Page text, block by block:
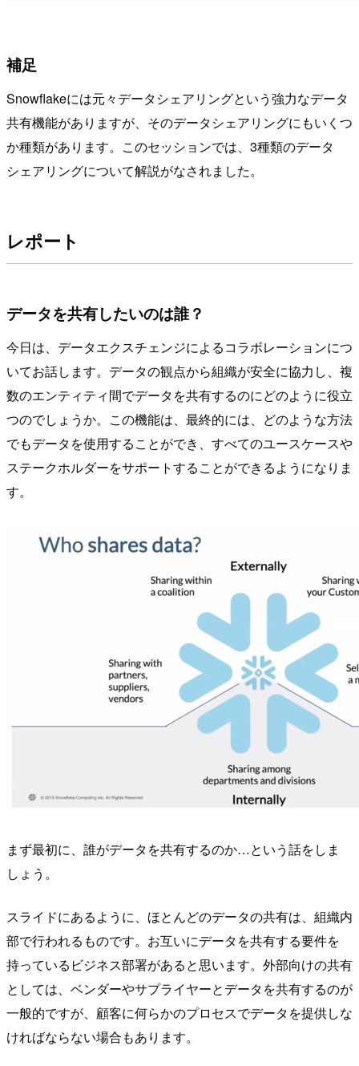
補足
Snowflakeには元々データシェアリングという強力なデータ
共有機能がありますが、そのデータシェアリングにもいくつ
か種類があります。このセッションでは、3種類のデータ
シェアリングについて解説がなされました。
レポート
データを共有したいのは誰？
今日は、データエクスチェンジによるコラボレーションにつ
いてお話します。データの観点から組織が安全に協力し、複
数のエンティティ間でデータを共有するのにどのように役立
つのでしょうか。この機能は、最終的には、どのような方法
でもデータを使用することができ、すべてのユースケースや
ステークホルダーをサポートすることができるようになりま
す。
まず最初に、誰がデータを共有するのか…という話をしま
しょう。
スライドにあるように、ほとんどのデータの共有は、組織内
部で行われるものです。お互いにデータを共有する要件を
持っているビジネス部署があると思います。外部向けの共有
としては、ベンダーやサプライヤーとデータを共有するのが
一般的ですが、顧客に何らかのプロセスでデータを提供しな
ければならない場合もあります。